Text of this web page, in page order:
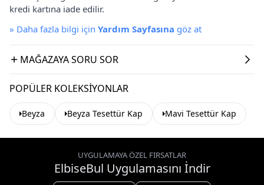
kredi kartına iade edilir.
» Daha fazla bilgi için Yardım Sayfasına göz at
MAĞAZAYA SORU SOR
POPÜLER KOLEKSIYONLAR
Beyza Beyza Tesettür Kap Mavi Tesettür Kap
UYGULAMAYA ÖZEL FIRSATLAR
ElbiseBul Uygulamasını İndir